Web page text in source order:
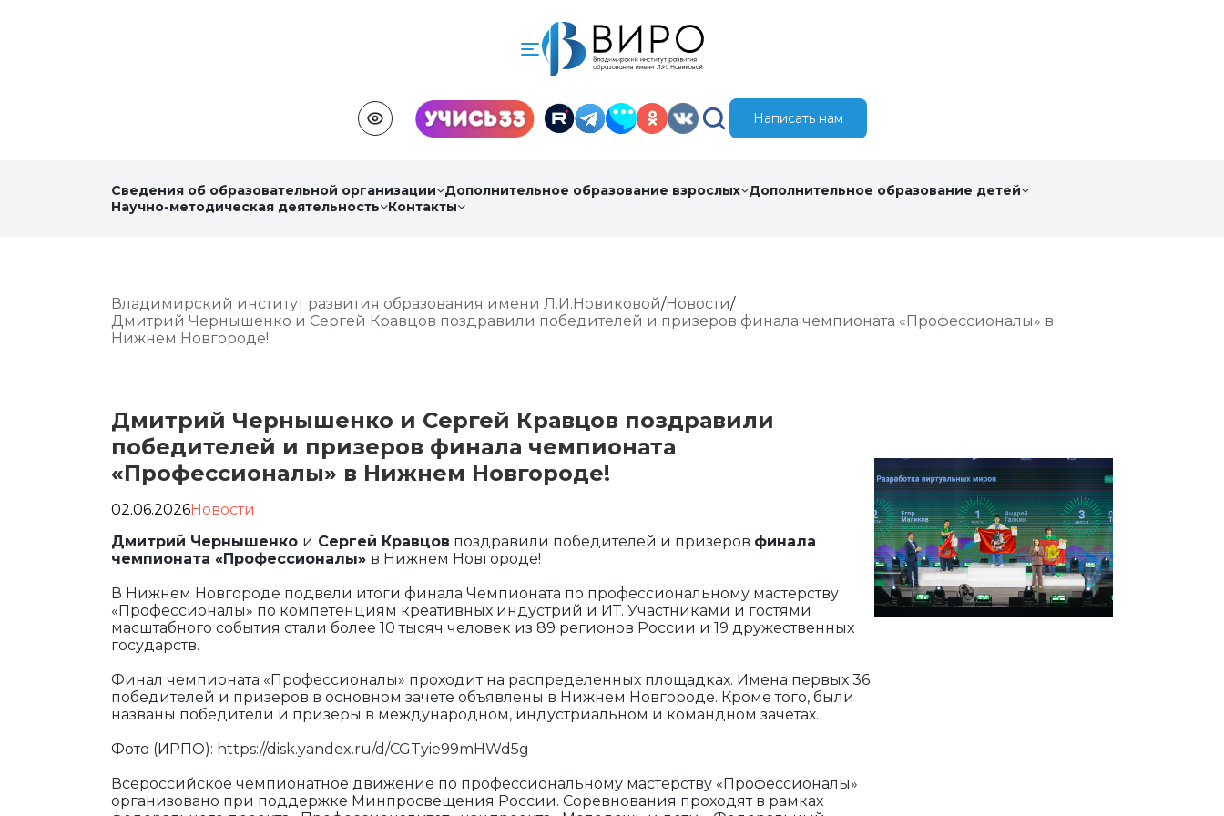
Написать нам
Сведения об образовательной организации Дополнительное образование взрослых Дополнительное образование детей
Научно-методическая деятельность
Контакты
Владимирский институт развития образования имени Л.И.Новиковой Новости
Дмитрий Чернышенко и Сергей Кравцов поздравили победителей и призеров финала чемпионата «Профессионалы» в
Нижнем Новгороде!
Дмитрий Чернышенко и Сергей Кравцов поздравили
победителей и призеров финала чемпионата
«Профессионалы» в Нижнем Новгороде!
02.06.2026Новости
Дмитрий Чернышенко и Сергей Кравцов поздравили победителей и призеров финала
чемпионата «Профессионалы» в Нижнем Новгороде!
В Нижнем Новгороде подвели итоги финала Чемпионата по профессиональному мастерству
«Профессионалы» по компетенциям креативных индустрий и ИТ. Участниками и гостями
масштабного события стали более 10 тысяч человек из 89 регионов России и 19 дружественных
государств.
Финал чемпионата «Профессионалы» проходит на распределенных площадках. Имена первых 36
победителей и призеров в основном зачете объявлены в Нижнем Новгороде. Кроме того, были
названы победители и призеры в международном, индустриальном и командном зачетах.
Фото (ИРПО): https://disk.yandex.ru/d/CGTyie99mHWd5g
Всероссийское чемпионатное движение по профессиональному мастерству «Профессионалы»
организовано при поддержке Минпросвещения России. Соревнования проходят в рамках